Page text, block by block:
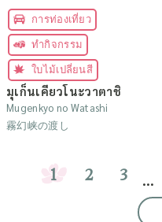
การท่องเที่ยว
ทำกิจกรรม
ใบไม้เปลี่ยนสี
มุเก็นเคียวโนะวาตาชิ
Mugenkyo no Watashi
霧幻峡の渡し
1 2 3 ...